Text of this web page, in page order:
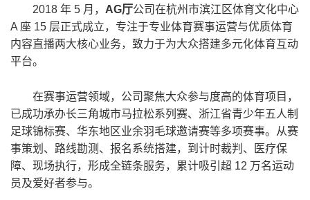
2018 年 5 月， AG厅公司在杭州市滨江区体育文化中心
A 座 15 层正式成立，专注于专业体育赛事运营与优质体育
内容直播两大核心业务，致力于为大众搭建多元化体育互动
平台。
在赛事运营领域，公司聚焦大众参与度高的体育项目，
已成功承办长三角城市马拉松系列赛、浙江省青少年五人制
足球锦标赛、华东地区业余羽毛球邀请赛等多项赛事。从赛
事策划、路线勘测、报名系统搭建，到计时裁判、医疗保
障、现场执行，形成全链条服务，累计吸引超 12 万名运动
员及爱好者参与。